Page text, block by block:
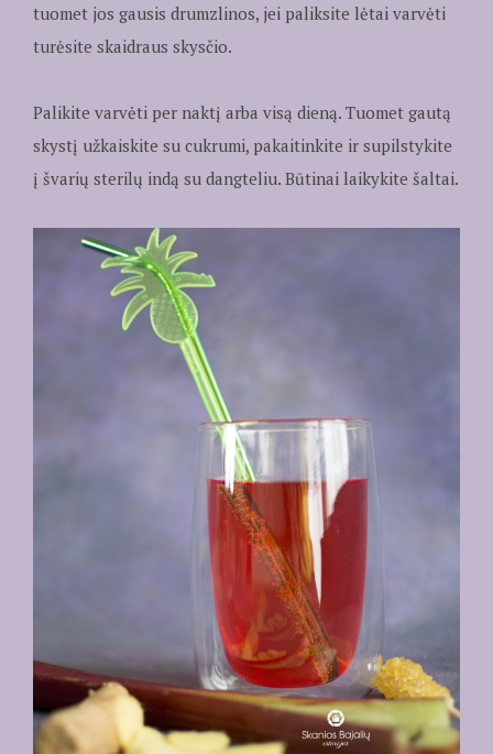
tuomet jos gausis drumzlinos, jei paliksite lėtai varvėti
turėsite skaidraus skysčio.
Palikite varvėti per naktį arba visą dieną. Tuomet gautą
skystį užkaiskite su cukrumi, pakaitinkite ir supilstykite
į švarių sterilų indą su dangteliu. Būtinai laikykite šaltai.